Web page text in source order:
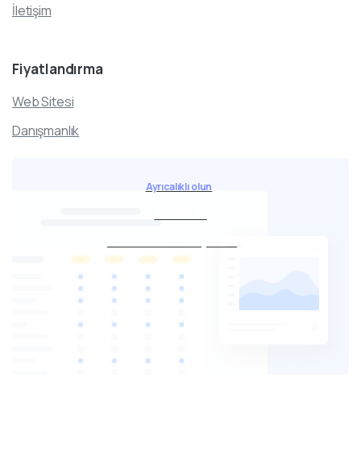
İletişim
Fiyatlandırma
Web Sitesi
Danışmanlık
Ayrıcalıklı olun